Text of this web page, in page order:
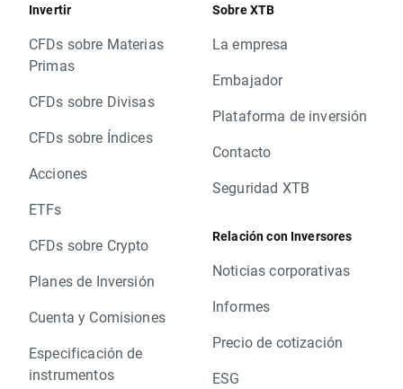
Invertir
CFDs sobre Materias
Primas
CFDs sobre Divisas
CFDs sobre Índices
Acciones
ETFs
CFDs sobre Crypto
Planes de Inversión
Cuenta y Comisiones
Especificación de
instrumentos
Sobre XTB
La empresa
Embajador
Plataforma de inversión
Contacto
Seguridad XTB
Relación con Inversores
Noticias corporativas
Informes
Precio de cotización
ESG